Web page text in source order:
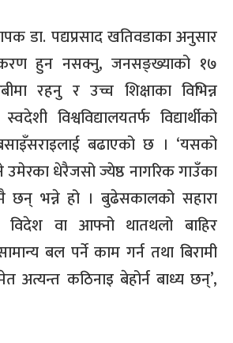
डा. पद्यप्रसाद खतिवडाका अनुसार
हुन नसक्नु, जनसङ्ख्याको १७
रहनु र उच्च शिक्षाका विभिन्न
विश्वविद्यालयतर्फ विद्यार्थीको
बढाएको छ । ‘यसको
उमेरका धेरैजसो ज्येष्ठ नागरिक गाउँका
छन् भन्ने हो । बुढेसकालको सहारा
विदेश वा आफ्नो थातथलो बाहिर
बल पर्ने काम गर्न तथा बिरामी
अत्यन्त कठिनाइ बेहोर्न बाध्य छन्’,